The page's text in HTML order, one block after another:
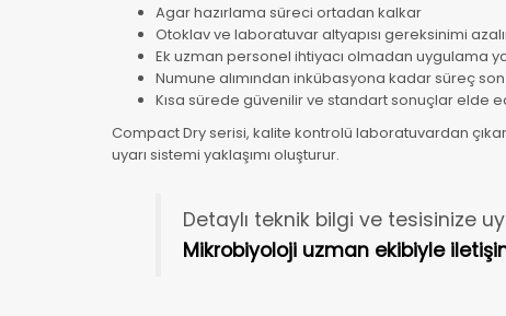
Agar hazırlama süreci ortadan kalkar
Otoklav ve laboratuvar altyapısı gereksinimi
Ek uzman personel ihtiyacı olmadan uygulama
Numune alımından inkübasyona kadar süreç
Kısa sürede güvenilir ve standart sonuçlar elde
Compact Dry serisi, kalite kontrolü laboratuvardan
uyarı sistemi yaklaşımı oluşturur.
Detaylı teknik bilgi ve tesisinize
Mikrobiyoloji uzman ekibiyle